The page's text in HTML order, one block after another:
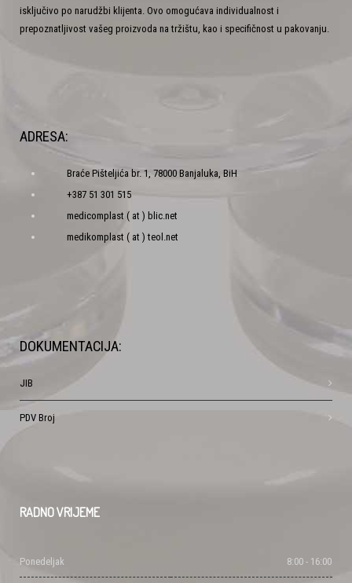
isključivo po narudžbi klijenta. Ovo omogućava individualnost i
prepoznatljivost vašeg proizvoda na tržištu, kao i specifičnost u pakovanju.
ADRESA:
Braće Pišteljića br. 1, 78000 Banjaluka, BiH
+387 51 301 515
medicomplast ( at ) blic.net
medikomplast ( at ) teol.net
DOKUMENTACIJA:
JIB
PDV Broj
RADNOVRIJEME
Ponedeljak 8:00 - 16:00